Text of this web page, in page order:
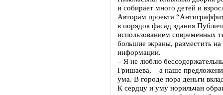
и собирает много детей и
Авторам проекта
в порядок фасад здания
использованием современных
большие экраны, разместить
информации.
– Я не люблю
Гришаева, – а наше
ума. В городе пора деньги
К сердцу и уму норильчан